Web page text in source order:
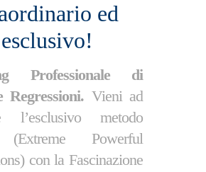
ed
esclusivo!
Professionale di
Regressioni. Vieni ad
l’esclusivo metodo
(Extreme Powerful
con la Fascinazione